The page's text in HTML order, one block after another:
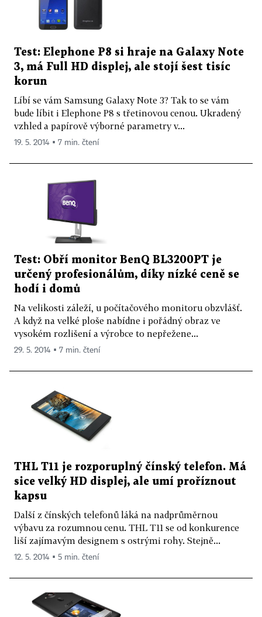
Test: Elephone P8 si hraje na Galaxy Note
3, má Full HD displej, ale stojí šest tisíc
korun
Líbí se vám Samsung Galaxy Note 3? Tak to se vám
bude líbit i Elephone P8 s třetinovou cenou. Ukradený
vzhled a papírově výborné parametry v...
19. 5. 2014 ▪ 7 min. čtení
Test: Obří monitor BenQ BL3200PT je
určený profesionálům, díky nízké ceně se
hodí i domů
Na velikosti záleží, u počítačového monitoru obzvlášť.
A když na velké ploše nabídne i pořádný obraz ve
vysokém rozlišení a výrobce to nepřežene...
29. 5. 2014 ▪ 7 min. čtení
THL T11 je rozporuplný čínský telefon. Má
sice velký HD displej, ale umí proříznout
kapsu
Další z čínských telefonů láká na nadprůměrnou
výbavu za rozumnou cenu. THL T11 se od konkurence
liší zajímavým designem s ostrými rohy. Stejně...
12. 5. 2014 ▪ 5 min. čtení